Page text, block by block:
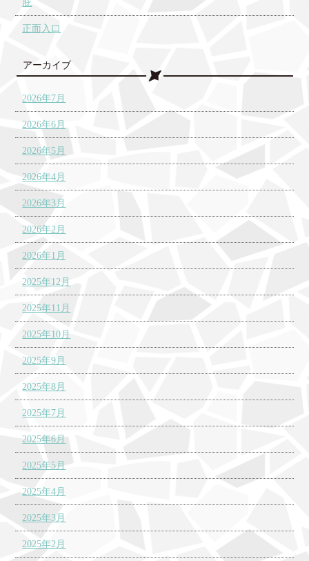
庇
正面入口
アーカイブ
2026年7月
2026年6月
2026年5月
2026年4月
2026年3月
2026年2月
2026年1月
2025年12月
2025年11月
2025年10月
2025年9月
2025年8月
2025年7月
2025年6月
2025年5月
2025年4月
2025年3月
2025年2月